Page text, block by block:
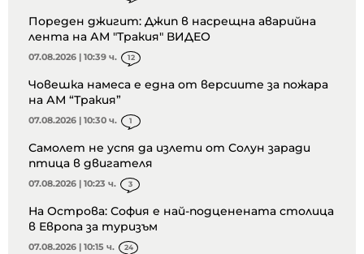
Пореден джигит: Джип в насрещна аварийна
лента на АМ "Тракия" ВИДЕО
07.08.2026 | 10:39 ч. 12
Човешка намеса е една от версиите за пожара
на АМ “Тракия”
07.08.2026 | 10:30 ч. 1
Самолет не успя да излети от Солун заради
птица в двигателя
07.08.2026 | 10:23 ч. 3
На Острова: София е най-подценената столица
в Европа за туризъм
07.08.2026 | 10:15 ч. 24